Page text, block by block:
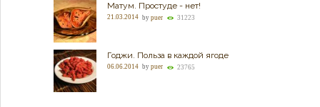
Матум. Простуде - нет!
21.03.2014 by puer 31223
Годжи. Польза в каждой ягоде
06.06.2014 by puer 23765